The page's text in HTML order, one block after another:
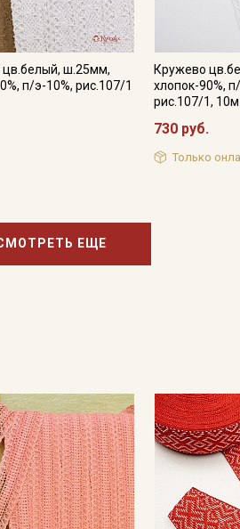
цв.белый, ш.25мм,
п/э-10%, рис.107/1
Кружево
хлопок-90%,
рис.107/1, 10м
730 руб.
Только
ЕЩЕ
обработки персональных
на обработку персональных
рекламных и